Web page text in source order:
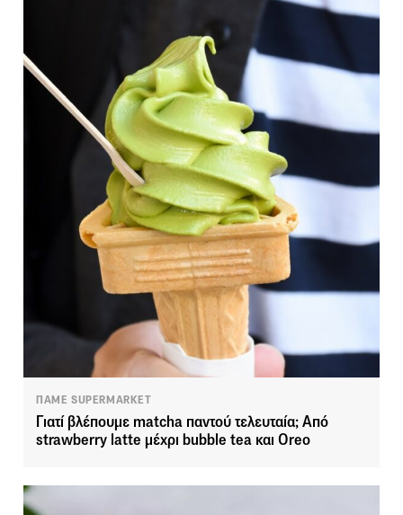
ΠΑΜΕ SUPERMARKET
Γιατί βλέπουμε matcha παντού τελευταία; Από
strawberry latte μέχρι bubble tea και Oreo